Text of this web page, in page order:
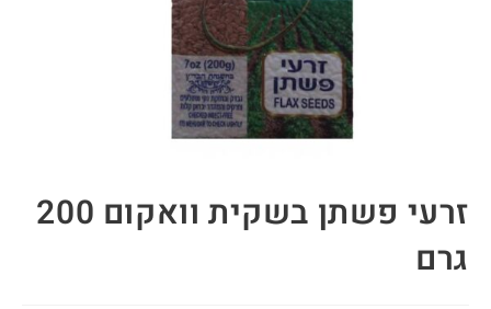
זרעי פשתן בשקית וואקום 200
גרם